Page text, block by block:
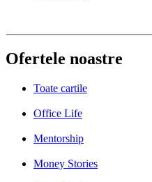
Ofertele noastre
Toate cartile
Office Life
Mentorship
Money Stories